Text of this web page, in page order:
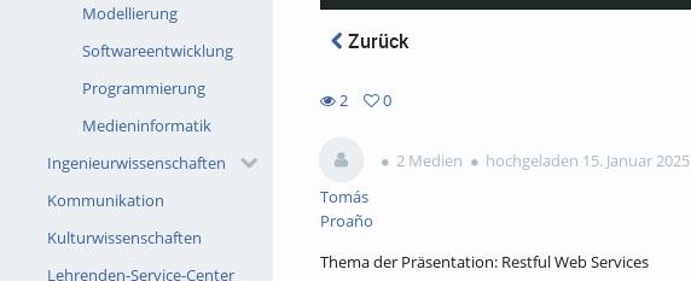
Modellierung
Softwareentwicklung
Programmierung
Medieninformatik
Ingenieurwissenschaften
Kommunikation
Kulturwissenschaften
Lehrenden-Service-Center
Zurück
2
views
0
favorites
Tomás
Proaño
2 Medien hochgeladen 15. Januar 2025
Thema der Präsentation: Restful Web Services